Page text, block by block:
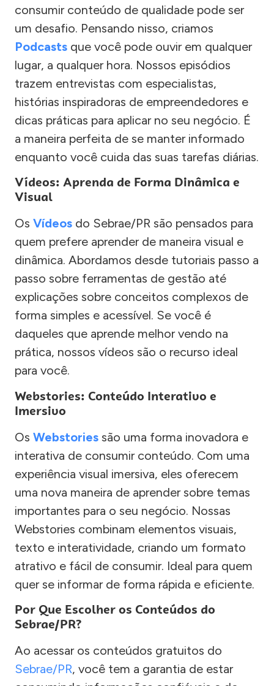
consumir conteúdo de qualidade pode ser
um desafio. Pensando nisso, criamos
Podcasts que você pode ouvir em qualquer
lugar, a qualquer hora. Nossos episódios
trazem entrevistas com especialistas,
histórias inspiradoras de empreendedores e
dicas práticas para aplicar no seu negócio. É
a maneira perfeita de se manter informado
enquanto você cuida das suas tarefas diárias.
Vídeos: Aprenda de Forma Dinâmica e
Visual
Os Vídeos do Sebrae/PR são pensados para
quem prefere aprender de maneira visual e
dinâmica. Abordamos desde tutoriais passo a
passo sobre ferramentas de gestão até
explicações sobre conceitos complexos de
forma simples e acessível. Se você é
daqueles que aprende melhor vendo na
prática, nossos vídeos são o recurso ideal
para você.
Webstories: Conteúdo Interativo e
Imersivo
Os Webstories são uma forma inovadora e
interativa de consumir conteúdo. Com uma
experiência visual imersiva, eles oferecem
uma nova maneira de aprender sobre temas
importantes para o seu negócio. Nossas
Webstories combinam elementos visuais,
texto e interatividade, criando um formato
atrativo e fácil de consumir. Ideal para quem
quer se informar de forma rápida e eficiente.
Por Que Escolher os Conteúdos do
Sebrae/PR?
Ao acessar os conteúdos gratuitos do
Sebrae/PR, você tem a garantia de estar